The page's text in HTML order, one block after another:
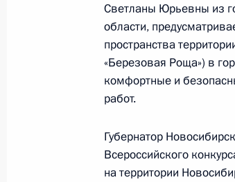
О ходе исполнения
конференц-связи
Президента
Федерации –
Федерации
1 октября 2024 года, 16:07
Светланы Юрьевны из
области,
пространства
«Березовая Роща») в
комфортные и
работ.
Губернатор
Всероссийского
на территории